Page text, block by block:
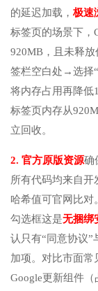
的延迟加载， 极速
标签页的场景下，
920MB，且未释
签栏空白处→选择
将内存占用再降低
标签页内存从
立回收。
2. 官方原版资源确
所有代码均来自
哈希值可官网比对
勾选框这是无捆绑
认只有“同意协议”
加项。对比市面常
Google更新组件